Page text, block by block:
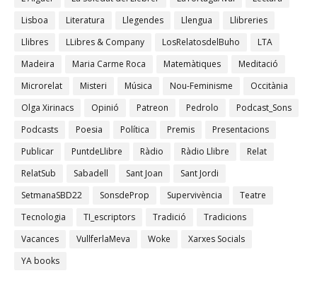
Lisboa
Literatura Llegendes Llengua
Llibreries
Llibres
LLibres & Company LosRelatosdelBuho
LTA
Madeira
Maria Carme Roca Matemàtiques
Meditació
Microrelat
Misteri Música Nou-Feminisme
Occitània
Olga Xirinacs
Opinió Patreon Pedrolo
Podcast_Sons
Podcasts
Poesia Política Premis
Presentacions
Publicar
PuntdeLlibre Ràdio Ràdio Llibre
Relat
RelatSub
Sabadell Sant Joan
Sant Jordi
SetmanaSBD22
SonsdeProp Supervivència
Teatre
Tecnologia
TI_escriptors Tradició
Tradicions
Vacances
VullferlaMeva Woke
Xarxes Socials
YA books